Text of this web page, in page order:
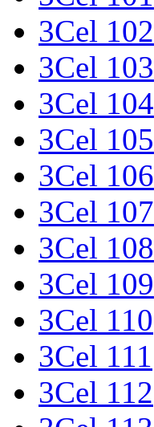
3Cel 102
3Cel 103
3Cel 104
3Cel 105
3Cel 106
3Cel 107
3Cel 108
3Cel 109
3Cel 110
3Cel 111
3Cel 112